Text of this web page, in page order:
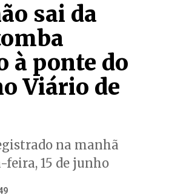
sai da
à ponte do
Viário de
na manhã
feira, 15 de junho